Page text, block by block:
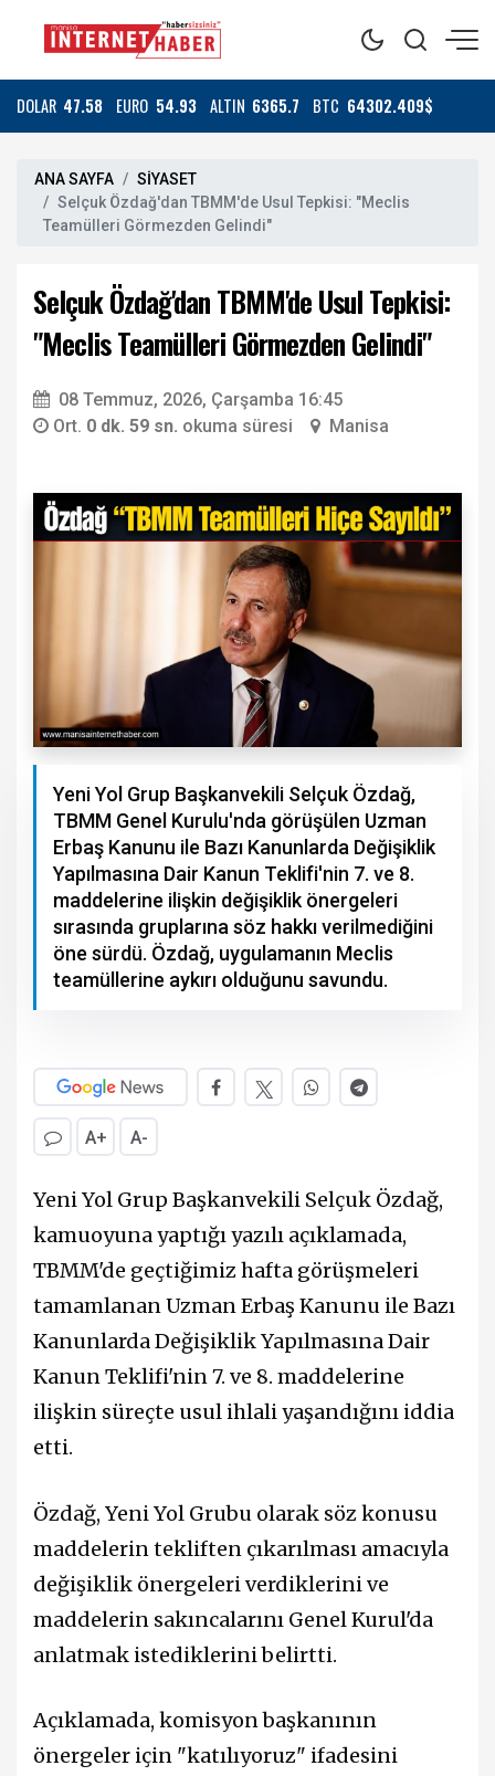
DOLAR 47.58 EURO 54.93 ALTIN 6365.7 BTC 64302.409$
ANA SAYFA
SİYASET
Selçuk Özdağ'dan TBMM'de Usul Tepkisi: "Meclis
Teamülleri Görmezden Gelindi"
Selçuk Özdağ'dan TBMM'de Usul Tepkisi:
"Meclis Teamülleri Görmezden Gelindi"
08 Temmuz, 2026, Çarşamba 16:45
Ort. 0 dk. 59 sn. okuma süresi Manisa
Yeni Yol Grup Başkanvekili Selçuk Özdağ,
TBMM Genel Kurulu'nda görüşülen Uzman
Erbaş Kanunu ile Bazı Kanunlarda Değişiklik
Yapılmasına Dair Kanun Teklifi'nin 7. ve 8.
maddelerine ilişkin değişiklik önergeleri
sırasında gruplarına söz hakkı verilmediğini
öne sürdü. Özdağ, uygulamanın Meclis
teamüllerine aykırı olduğunu savundu.
A+ A-
Yeni Yol Grup Başkanvekili Selçuk Özdağ,
kamuoyuna yaptığı yazılı açıklamada,
TBMM'de geçtiğimiz hafta görüşmeleri
tamamlanan Uzman Erbaş Kanunu ile Bazı
Kanunlarda Değişiklik Yapılmasına Dair
Kanun Teklifi'nin 7. ve 8. maddelerine
ilişkin süreçte usul ihlali yaşandığını iddia
etti.
Özdağ, Yeni Yol Grubu olarak söz konusu
maddelerin tekliften çıkarılması amacıyla
değişiklik önergeleri verdiklerini ve
maddelerin sakıncalarını Genel Kurul'da
anlatmak istediklerini belirtti.
Açıklamada, komisyon başkanının
önergeler için "katılıyoruz" ifadesini